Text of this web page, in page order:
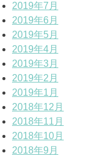
2019年7月
2019年6月
2019年5月
2019年4月
2019年3月
2019年2月
2019年1月
2018年12月
2018年11月
2018年10月
2018年9月